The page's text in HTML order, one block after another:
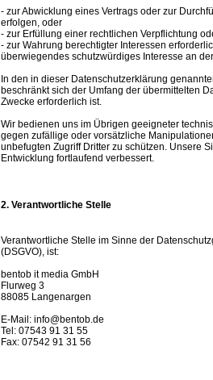
- zur Abwicklung eines Vertrags oder zur
erfolgen, oder
- zur Erfüllung einer rechtlichen Verpflichtung
- zur Wahrung berechtigter Interessen
überwiegendes schutzwürdiges Interesse an
In den in dieser Datenschutzerklärung
beschränkt sich der Umfang der übermittelten
Zwecke erforderlich ist.
Wir bedienen uns im Übrigen geeigneter
gegen zufällige oder vorsätzliche
unbefugten Zugriff Dritter zu schützen. Unsere
Entwicklung fortlaufend verbessert.
2. Verantwortliche Stelle
Verantwortliche Stelle im Sinne der
(DSGVO), ist:
bentob it media GmbH
Flurweg 3
88085 Langenargen
E-Mail: info@bentob.de
Tel: 07543 91 31 55
Fax: 07542 91 31 56